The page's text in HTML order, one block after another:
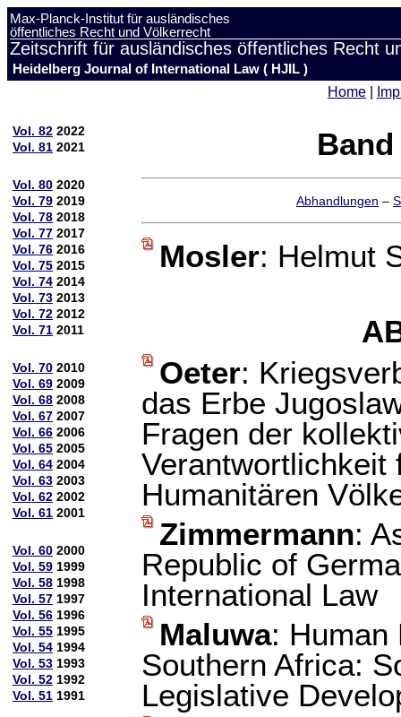
Max-Planck-Institut für ausländisches
öffentliches Recht und Völkerrecht
Zeitschrift für ausländisches öffentliches Recht
Heidelberg Journal of International Law ( HJIL )
Home
Vol. 82 2022
Vol. 81 2021
Vol. 80 2020
Vol. 79 2019
Vol. 78 2018
Vol. 77 2017
Vol. 76 2016
Vol. 75 2015
Vol. 74 2014
Vol. 73 2013
Vol. 72 2012
Vol. 71 2011
Vol. 70 2010
Vol. 69 2009
Vol. 68 2008
Vol. 67 2007
Vol. 66 2006
Vol. 65 2005
Vol. 64 2004
Vol. 63 2003
Vol. 62 2002
Vol. 61 2001
Vol. 60 2000
Vol. 59 1999
Vol. 58 1998
Vol. 57 1997
Vol. 56 1996
Vol. 55 1995
Vol. 54 1994
Vol. 53 1993
Vol. 52 1992
Vol. 51 1991
Band
Abhandlungen –
Mosler: Helmut
Oeter:
das Erbe
Fragen der
Verantwortlichkeit
Humanitären
Zimmermann:
Republic of
International Law
Maluwa: Human
Southern Africa:
Legislative